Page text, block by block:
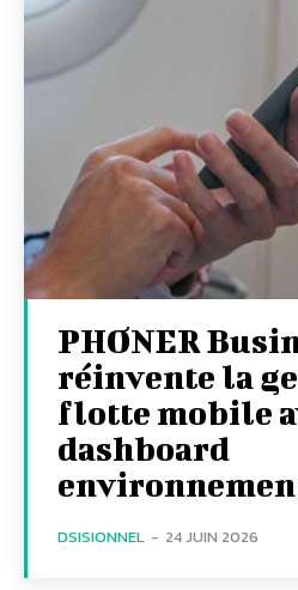
PHONER
réinvente la
flotte mobile
dashboard
DSISIONNEL - 24 JUIN 2026